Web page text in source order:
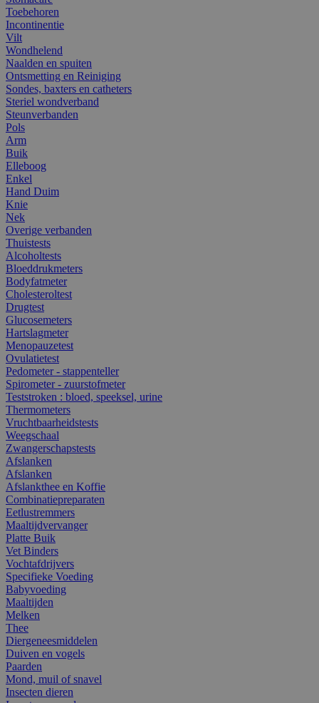
Toebehoren
Incontinentie
Vilt
Wondhelend
Naalden en spuiten
Ontsmetting en Reiniging
Sondes, baxters en catheters
Steriel wondverband
Steunverbanden
Pols
Arm
Buik
Elleboog
Enkel
Hand Duim
Knie
Nek
Overige verbanden
Thuistests
Alcoholtests
Bloeddrukmeters
Bodyfatmeter
Cholesteroltest
Drugtest
Glucosemeters
Hartslagmeter
Menopauzetest
Ovulatietest
Pedometer - stappenteller
Spirometer - zuurstofmeter
Teststroken : bloed, speeksel, urine
Thermometers
Vruchtbaarheidstests
Weegschaal
Zwangerschapstests
Afslanken
Afslanken
Afslankthee en Koffie
Combinatiepreparaten
Eetlustremmers
Maaltijdvervanger
Platte Buik
Vet Binders
Vochtafdrijvers
Specifieke Voeding
Babyvoeding
Maaltijden
Melken
Thee
Diergeneesmiddelen
Duiven en vogels
Paarden
Mond, muil of snavel
Insecten dieren